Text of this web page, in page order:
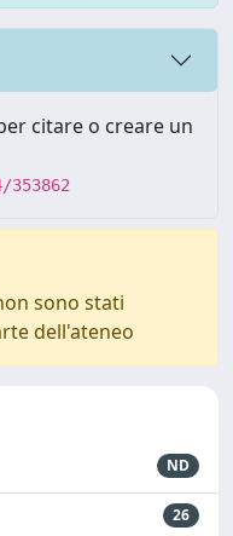
citare o creare un
sono stati
dell'ateneo
ND
26